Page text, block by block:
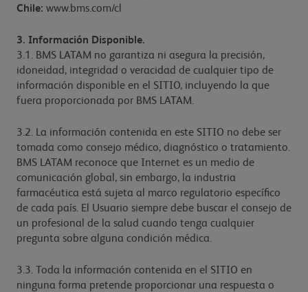
Chile: www.bms.com/cl
3. Información Disponible.
3.1. BMS LATAM no garantiza ni asegura la precisión,
idoneidad, integridad o veracidad de cualquier tipo de
información disponible en el SITIO, incluyendo la que
fuera proporcionada por BMS LATAM.
3.2. La información contenida en este SITIO no debe ser
tomada como consejo médico, diagnóstico o tratamiento.
BMS LATAM reconoce que Internet es un medio de
comunicación global, sin embargo, la industria
farmacéutica está sujeta al marco regulatorio específico
de cada país. El Usuario siempre debe buscar el consejo de
un profesional de la salud cuando tenga cualquier
pregunta sobre alguna condición médica.
3.3. Toda la información contenida en el SITIO en
ninguna forma pretende proporcionar una respuesta o